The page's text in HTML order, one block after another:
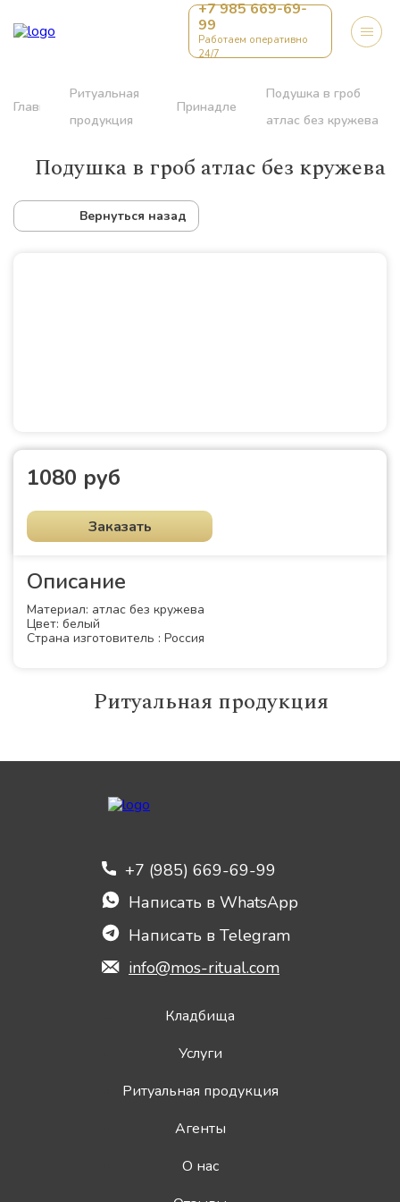
+7 985 669-69-
99
Работаем оперативно
24/7
Главная
Ритуальная
продукция
Принадлежности
Подушка в гроб
атлас без кружева
Подушка в гроб атлас без кружева
Вернуться назад
1080 руб
Заказать
Описание
Материал: атлас без кружева
Цвет: белый
Страна изготовитель : Россия
Ритуальная продукция
+7 (985) 669-69-99
Написать в WhatsApp
Написать в Telegram
info@mos-ritual.com
Кладбища
Услуги
Ритуальная продукция
Агенты
О нас